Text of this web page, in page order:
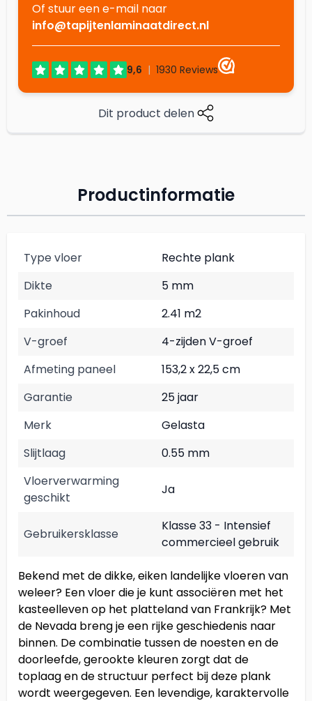
Of stuur een e-mail naar
info@tapijtenlaminaatdirect.nl
Dit product delen
Productinformatie
Type vloer
Rechte plank
Dikte
5 mm
Pakinhoud
2.41 m2
V-groef
4-zijden V-groef
Afmeting paneel
153,2 x 22,5 cm
Garantie
25 jaar
Merk
Gelasta
Slijtlaag
0.55 mm
Vloerverwarming
geschikt
Ja
Gebruikersklasse
Klasse 33 - Intensief
commercieel gebruik
Bekend met de dikke, eiken landelijke vloeren van
weleer? Een vloer die je kunt associëren met het
kasteelleven op het platteland van Frankrijk? Met
de Nevada breng je een rijke geschiedenis naar
binnen. De combinatie tussen de noesten en de
doorleefde, gerookte kleuren zorgt dat de
toplaag en de structuur perfect bij deze plank
wordt weergegeven. Een levendige, karaktervolle